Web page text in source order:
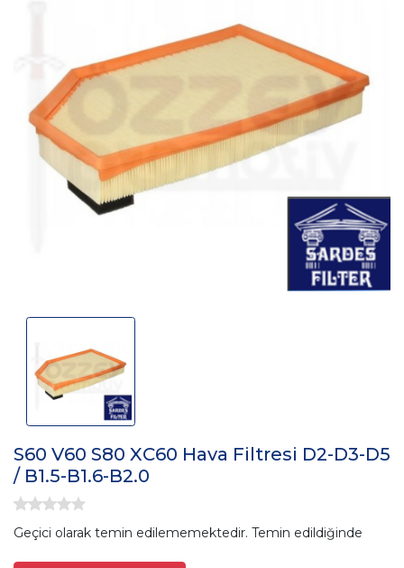
S60 V60 S80 XC60 Hava Filtresi D2-D3-D5
/ B1.5-B1.6-B2.0
Geçici olarak temin edilememektedir. Temin edildiğinde